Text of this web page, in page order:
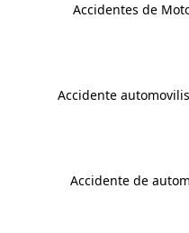
Accidentes de
Accidente
Accidente de